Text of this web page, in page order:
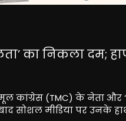
का निकला दम;
कांग्रेस (TMC) के नेता और
सोशल मीडिया पर उनके